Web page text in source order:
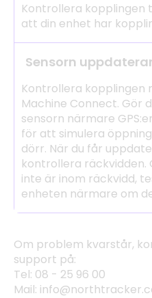
Kontrollera kopplingen
att din enhet har
Sensorn
Kontrollera kopplingen
Machine Connect. Gör
sensorn närmare
för att simulera
dörr. När du får
kontrollera räckvidden.
inte är inom räckvidd,
enheten närmare om
Om problem kvarstår,
support på:
Tel: 08 - 25 96 00
Mail: